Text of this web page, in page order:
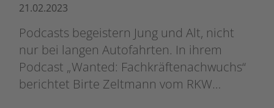
21.02.2023
Podcasts begeistern Jung und Alt, nicht
nur bei langen Autofahrten. In ihrem
Podcast „Wanted: Fachkräftenachwuchs“
berichtet Birte Zeltmann vom RKW…